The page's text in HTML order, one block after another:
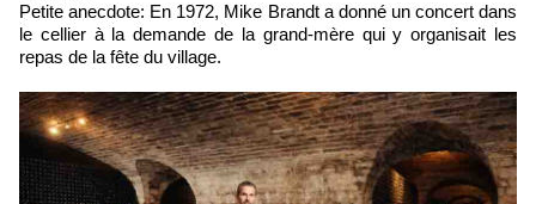
Petite anecdote: En 1972, Mike Brandt a donné un concert dans
le cellier à la demande de la grand-mère qui y organisait les
repas de la fête du village.